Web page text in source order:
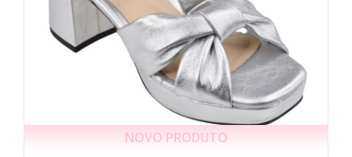
NOVO PRODUTO